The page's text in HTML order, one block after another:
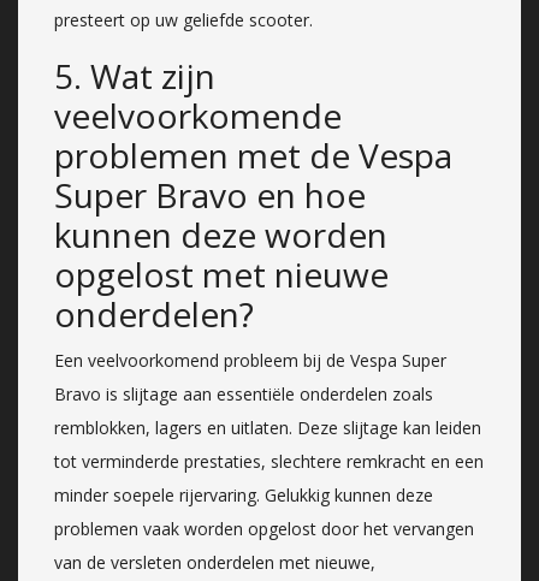
presteert op uw geliefde scooter.
5. Wat zijn
veelvoorkomende
problemen met de Vespa
Super Bravo en hoe
kunnen deze worden
opgelost met nieuwe
onderdelen?
Een veelvoorkomend probleem bij de Vespa Super
Bravo is slijtage aan essentiële onderdelen zoals
remblokken, lagers en uitlaten. Deze slijtage kan leiden
tot verminderde prestaties, slechtere remkracht en een
minder soepele rijervaring. Gelukkig kunnen deze
problemen vaak worden opgelost door het vervangen
van de versleten onderdelen met nieuwe,